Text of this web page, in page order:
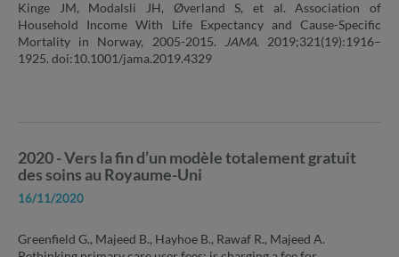
Kinge JM, Modalsli JH, Øverland S, et al. Association of
Household Income With Life Expectancy and Cause-Specific
Mortality in Norway, 2005-2015. JAMA.2019;321(19):1916–
1925. doi:10.1001/jama.2019.4329
2020 - Vers la fin d’un modèle totalement gratuit
des soins au Royaume-Uni
16/11/2020
Greenfield G., Majeed B., Hayhoe B., Rawaf R., Majeed A.